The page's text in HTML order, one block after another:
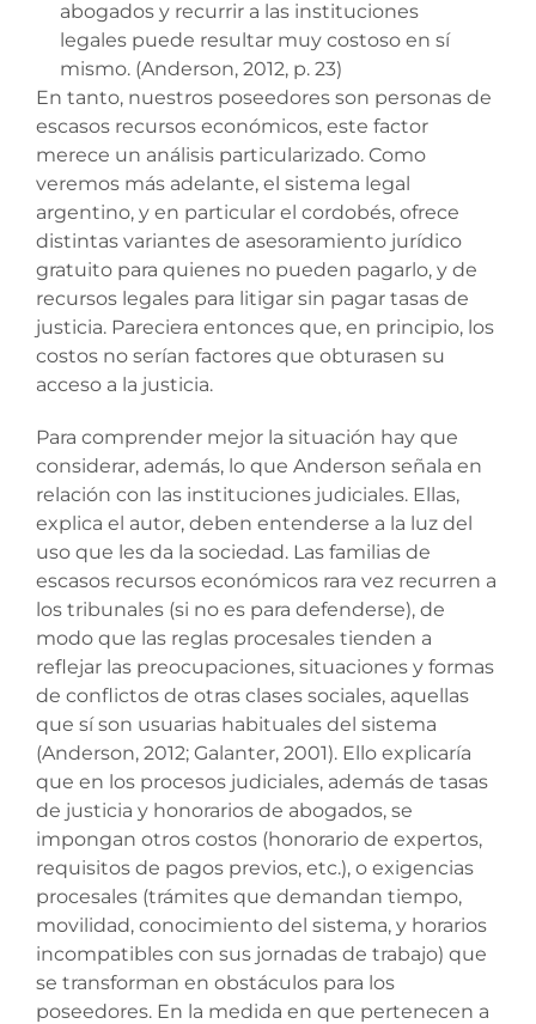
abogados y recurrir a las instituciones
legales puede resultar muy costoso en sí
mismo. (Anderson, 2012, p. 23)
En tanto, nuestros poseedores son personas de
escasos recursos económicos, este factor
merece un análisis particularizado. Como
veremos más adelante, el sistema legal
argentino, y en particular el cordobés, ofrece
distintas variantes de asesoramiento jurídico
gratuito para quienes no pueden pagarlo, y de
recursos legales para litigar sin pagar tasas de
justicia. Pareciera entonces que, en principio, los
costos no serían factores que obturasen su
acceso a la justicia.
Para comprender mejor la situación hay que
considerar, además, lo que Anderson señala en
relación con las instituciones judiciales. Ellas,
explica el autor, deben entenderse a la luz del
uso que les da la sociedad. Las familias de
escasos recursos económicos rara vez recurren a
los tribunales (si no es para defenderse), de
modo que las reglas procesales tienden a
reflejar las preocupaciones, situaciones y formas
de conflictos de otras clases sociales, aquellas
que sí son usuarias habituales del sistema
(Anderson, 2012; Galanter, 2001). Ello explicaría
que en los procesos judiciales, además de tasas
de justicia y honorarios de abogados, se
impongan otros costos (honorario de expertos,
requisitos de pagos previos, etc.), o exigencias
procesales (trámites que demandan tiempo,
movilidad, conocimiento del sistema, y horarios
incompatibles con sus jornadas de trabajo) que
se transforman en obstáculos para los
poseedores. En la medida en que pertenecen a